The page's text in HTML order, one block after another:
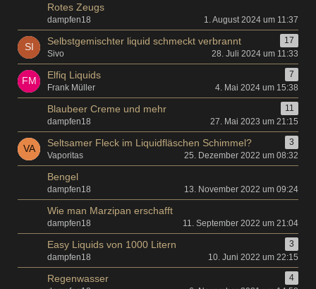
Rotes Zeugs
dampfen18 1. August 2024 um 11:37
Selbstgemischter liquid schmeckt verbrannt
17
Sivo
28. Juli 2024 um 11:33
Elfiq Liquids
7
Frank Müller
4. Mai 2024 um 15:38
Blaubeer Creme und mehr
11
dampfen18
27. Mai 2023 um 21:15
Seltsamer Fleck im Liquidfläschen Schimmel?
3
Vaporitas
25. Dezember 2022 um 08:32
Bengel
dampfen18 13. November 2022 um 09:24
Wie man Marzipan erschafft
dampfen18 11. September 2022 um 21:04
Easy Liquids von 1000 Litern
3
dampfen18
10. Juni 2022 um 22:15
Regenwasser
4